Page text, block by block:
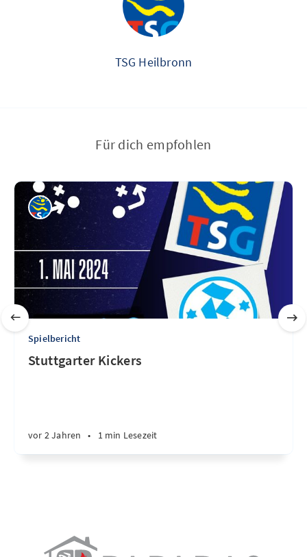
TSG Heilbronn
Für dich empfohlen
Spielbericht
Stuttgarter Kickers
vor 2 Jahren • 1 min Lesezeit